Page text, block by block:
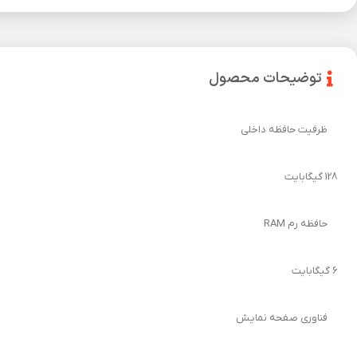
توضیحات محصول
ظرفیت حافظه داخلی
128 گیگابایت
حافظه رم RAM
6 گیگابایت
فناوری صفحه نمایش